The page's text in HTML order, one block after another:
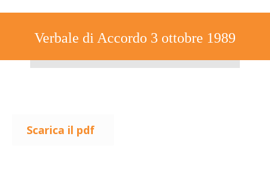
Verbale di Accordo 3 ottobre 1989
Scarica il pdf